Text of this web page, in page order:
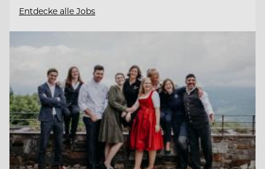
Entdecke alle Jobs